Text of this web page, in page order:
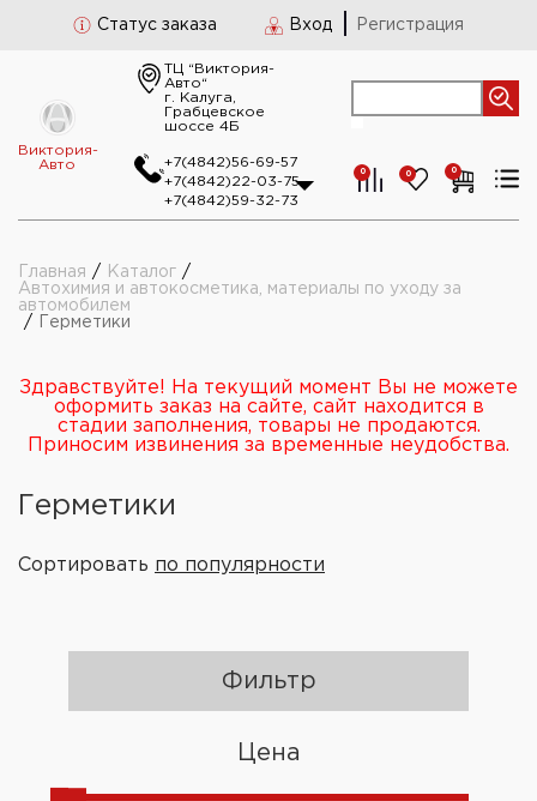
Статус заказа Вход Регистрация
Виктория-
Авто
ТЦ “Виктория-
Авто“
г. Калуга,
Грабцевское
шоссе 4Б
+7(4842)56-69-57
+7(4842)22-03-75
+7(4842)59-32-73
0 0 0
Главная / Каталог /
Автохимия и автокосметика, материалы по уходу за
автомобилем
/
Герметики
Здравствуйте! На текущий момент Вы не можете
оформить заказ на сайте, сайт находится в
стадии заполнения, товары не продаются.
Приносим извинения за временные неудобства.
Герметики
Сортировать по популярности
Фильтр
Цена